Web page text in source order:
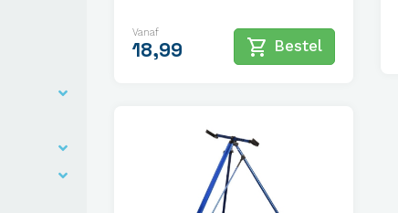
Vanaf
18,99 shopping_cart Bestel